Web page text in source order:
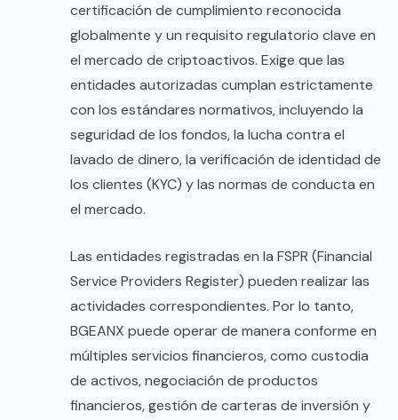
certificación de cumplimiento reconocida
globalmente y un requisito regulatorio clave en
el mercado de criptoactivos. Exige que las
entidades autorizadas cumplan estrictamente
con los estándares normativos, incluyendo la
seguridad de los fondos, la lucha contra el
lavado de dinero, la verificación de identidad de
los clientes (KYC) y las normas de conducta en
el mercado.
Las entidades registradas en la FSPR (Financial
Service Providers Register) pueden realizar las
actividades correspondientes. Por lo tanto,
BGEANX puede operar de manera conforme en
múltiples servicios financieros, como custodia
de activos, negociación de productos
financieros, gestión de carteras de inversión y